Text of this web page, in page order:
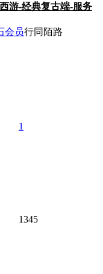
游-经典复古端-服务
行同陌路
1
1345